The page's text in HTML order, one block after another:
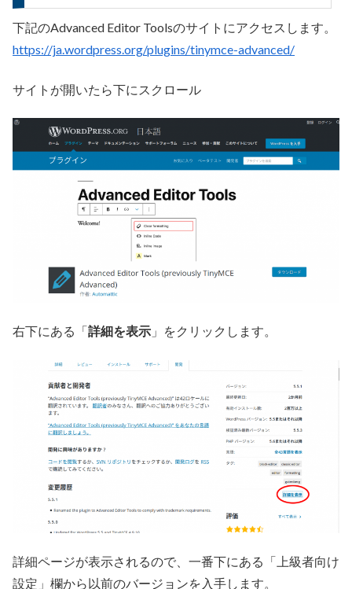
下記のAdvanced Editor Toolsのサイトにアクセスします。
https://ja.wordpress.org/plugins/tinymce-advanced/
サイトが開いたら下にスクロール
右下にある「詳細を表示 」をクリックします。
詳細ページが表示されるので、一番下にある「上級者向け
設定」欄から以前のバージョンを入手します。